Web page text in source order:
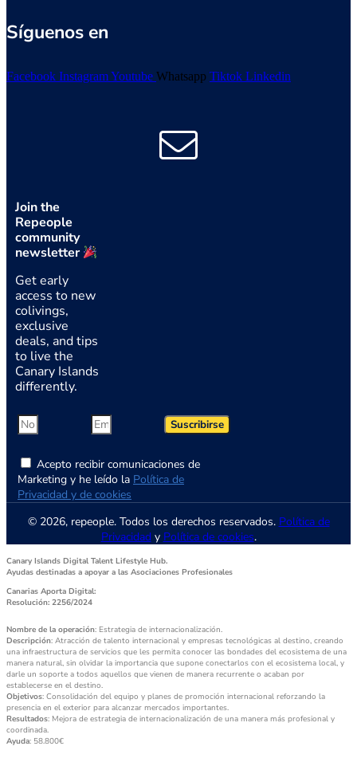
Síguenos en
Facebook InstagramYoutube Whatsapp Tiktok Linkedin
Join the
Repeople
community
newsletter
Get early
access to new
colivings,
exclusive
deals, and tips
to live the
Canary Islands
differently.
Acepto recibir comunicaciones de
Marketing y he leído la Política de
Privacidad y de cookies
Suscribirse
© 2026, repeople. Todos los derechos reservados. Política de
Privacidad y Política de cookies.
Canary Islands Digital Talent Lifestyle Hub.
Ayudas destinadas a apoyar a las Asociaciones Profesionales
Canarias Aporta Digital:
Resolución: 2256/2024
Nombre de la operación: Estrategia de internacionalización.
Descripción: Atracción de talento internacional y empresas tecnológicas al destino, creando
una infraestructura de servicios que les permita conocer las bondades del ecosistema de una
manera natural, sin olvidar la importancia que supone conectarlos con el ecosistema local, y
darle un soporte a todos aquellos que vienen de manera recurrente o acaban por
establecerse en el destino.
Objetivos: Consolidación del equipo y planes de promoción internacional reforzando la
presencia en el exterior para alcanzar mercados importantes.
Resultados: Mejora de estrategia de internacionalización de una manera más profesional y
coordinada.
Ayuda: 58.800€